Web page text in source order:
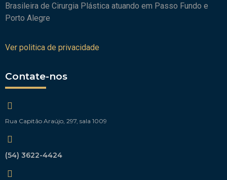
Brasileira de Cirurgia Plástica atuando em Passo Fundo e
Porto Alegre
Ver politica de privacidade
Contate-nos
Rua Capitão Araújo, 297, sala 1009
(54) 3622-4424